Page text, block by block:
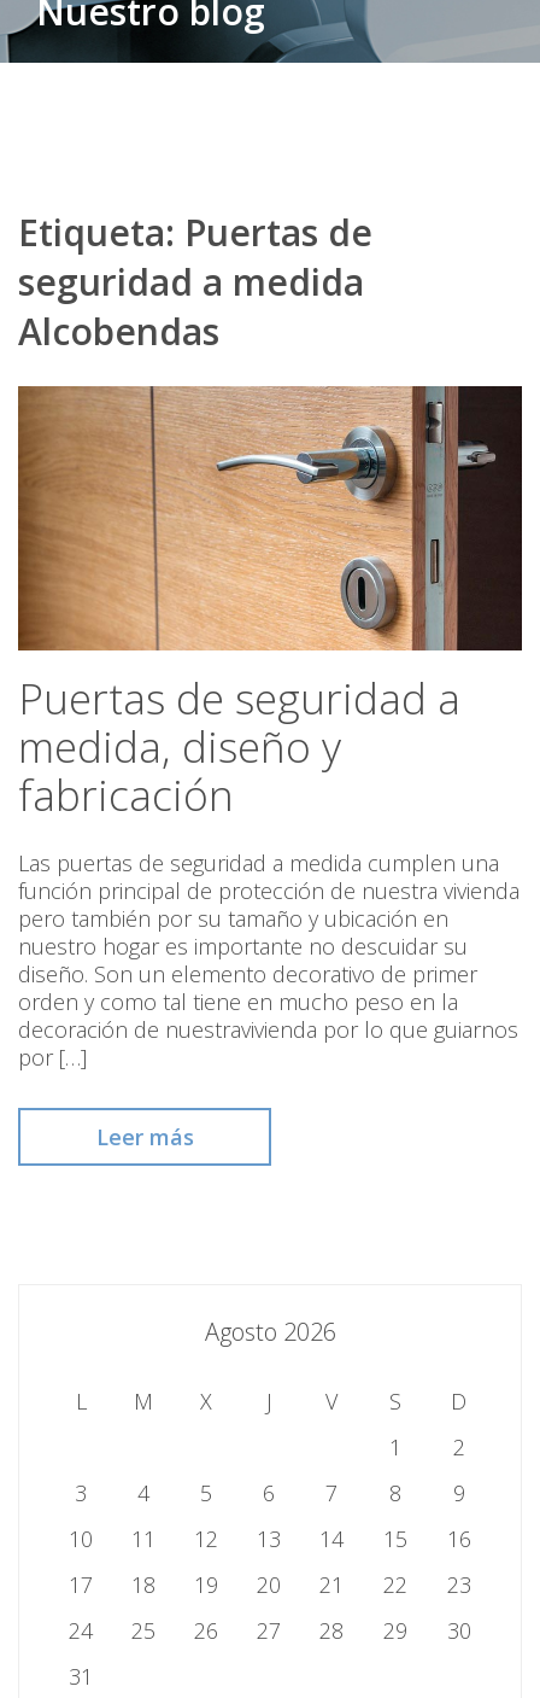
Nuestro blog
Etiqueta: Puertas de
seguridad a medida
Alcobendas
Puertas de seguridad a
medida, diseño y
fabricación
Las puertas de seguridad a medida cumplen una
función principal de protección de nuestra vivienda
pero también por su tamaño y ubicación en
nuestro hogar es importante no descuidar su
diseño. Son un elemento decorativo de primer
orden y como tal tiene en mucho peso en la
decoración de nuestravivienda por lo que guiarnos
por […]
Leer más
Agosto 2026
L M X J V S
D
1
2
3
4 5 6 7 8
9
10
11 12 13 14 15
16
17
18 19 20 21 22
23
24
25 26 27 28 29
30
31